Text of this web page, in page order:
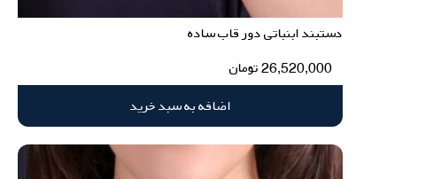
دستبند ابنباتی دور قاب ساده
26,520,000تومان
اضافه به سبد خرید